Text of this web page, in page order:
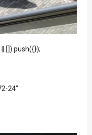
[]).push({});
24"